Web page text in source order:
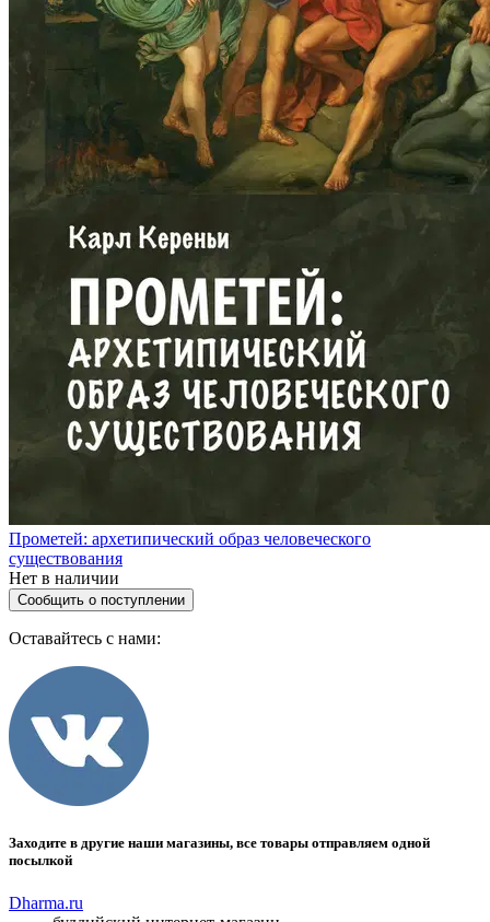
Прометей: архетипический образ человеческого
существования
Нет в наличии
Сообщить о поступлении
Оставайтесь с нами:
Заходите в другие наши магазины, все товары отправляем одной
посылкой
Dharma.ru